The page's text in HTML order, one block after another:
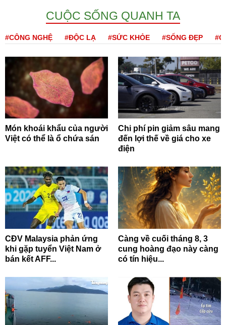
CUỘC SỐNG QUANH TA
#CÔNG NGHỆ #ĐỘC LẠ #SỨC KHỎE #SỐNG ĐẸP
Món khoái khẩu của người
Việt có thể là ổ chứa sán
Chi phí pin giảm sâu mang
đến lợi thế về giá cho xe
điện
CĐV Malaysia phản ứng
khi gặp tuyển Việt Nam ở
bán kết AFF...
Càng về cuối tháng 8, 3
cung hoàng đạo này càng
có tín hiệu...